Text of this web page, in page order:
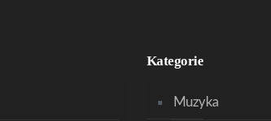
Kategorie
Muzyka